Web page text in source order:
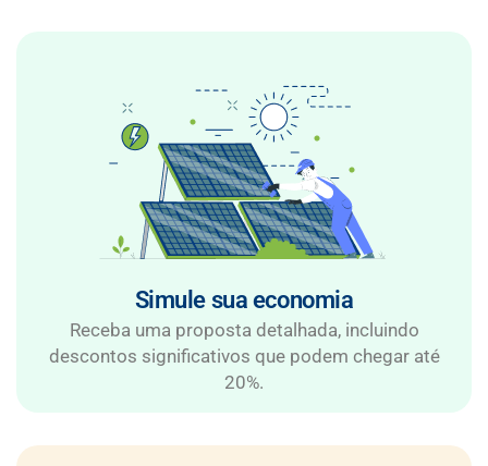
Simule sua economia
Receba uma proposta detalhada, incluindo
descontos significativos que podem chegar até
20%.